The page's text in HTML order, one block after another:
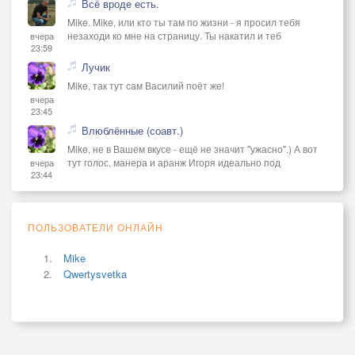
вчера
23:59
Всё вроде есть.
Mike. Mike, или кто ты там по жизни - я просил тебя
незаходи ко мне на страницу. Ты накатил и теб
вчера
23:45
Лучик
Mike, так тут сам Василий поёт же!
вчера
23:44
Влюблённые (соавт.)
Mike, не в Вашем вкусе - ещё не значит "ужасно".) А вот
тут голос, манера и аранж Игоря идеально под
ПОЛЬЗОВАТЕЛИ ОНЛАЙН
Mike
Qwertysvetka